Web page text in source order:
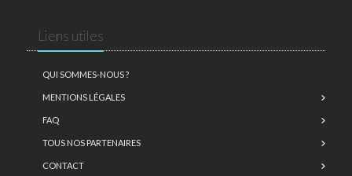
Liens utiles
QUI SOMMES-NOUS ?
MENTIONS LÉGALES
FAQ
TOUS NOS PARTENAIRES
CONTACT